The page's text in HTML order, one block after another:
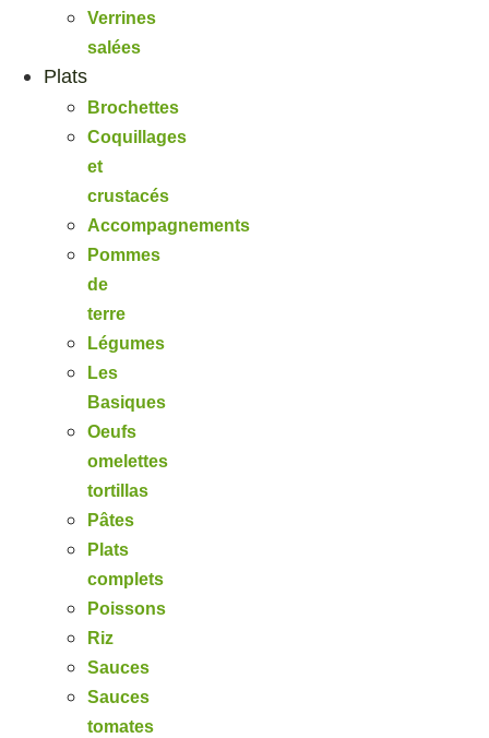
Verrines
salées
Plats
Brochettes
Coquillages
et
crustacés
Accompagnements
Pommes
de
terre
Légumes
Les
Basiques
Oeufs
omelettes
tortillas
Pâtes
Plats
complets
Poissons
Riz
Sauces
Sauces
tomates